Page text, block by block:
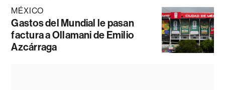
MÉXICO
Gastos del Mundial le pasan
factura a Ollamani de Emilio
Azcárraga